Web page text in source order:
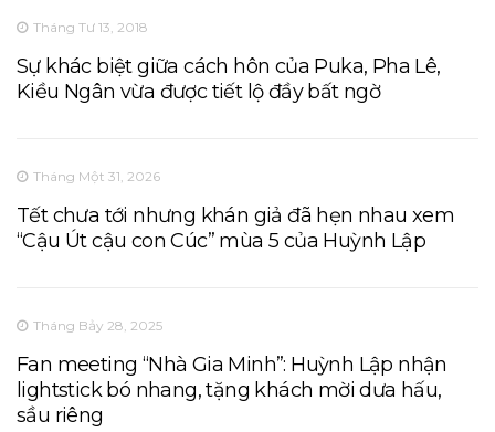
Tháng Tư 13, 2018
Sự khác biệt giữa cách hôn của Puka, Pha Lê,
Kiều Ngân vừa được tiết lộ đầy bất ngờ
Tháng Một 31, 2026
Tết chưa tới nhưng khán giả đã hẹn nhau xem
“Cậu Út cậu con Cúc” mùa 5 của Huỳnh Lập
Tháng Bảy 28, 2025
Fan meeting “Nhà Gia Minh”: Huỳnh Lập nhận
lightstick bó nhang, tặng khách mời dưa hấu,
sầu riêng